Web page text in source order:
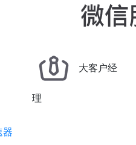
器
大客户经
理